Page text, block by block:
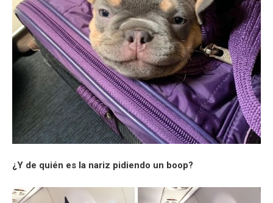
¿Y de quién es la nariz pidiendo un boop?